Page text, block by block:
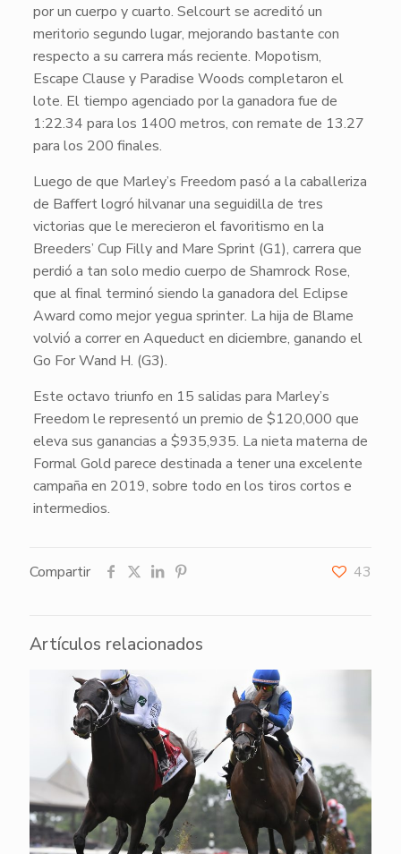
por un cuerpo y cuarto. Selcourtse acreditó un
meritorio segundo lugar, mejorando bastante con
respecto a su carrera más reciente. Mopotism,
Escape Clause y Paradise Woods completaron el
lote. El tiempo agenciado por la ganadora fue de
1:22.34 para los 1400 metros, con remate de 13.27
para los 200 finales.
Luego de que Marley’s Freedom pasó a la caballeriza
de Baffert logró hilvanar una seguidilla de tres
victorias que le merecieron el favoritismo en la
Breeders’ Cup Filly and Mare Sprint (G1), carrera que
perdió a tan solo medio cuerpo de Shamrock Rose,
que al final terminó siendo la ganadora del Eclipse
Award como mejor yegua sprinter. La hija de Blame
volvió a correr en Aqueduct en diciembre, ganando el
Go For Wand H. (G3).
Este octavo triunfo en 15 salidas para Marley’s
Freedom le representó un premio de $120,000 que
eleva sus ganancias a $935,935. La nieta materna de
Formal Gold parece destinada a tener una excelente
campaña en 2019, sobre todo en los tiros cortos e
intermedios.
Compartir 43
Artículos relacionados